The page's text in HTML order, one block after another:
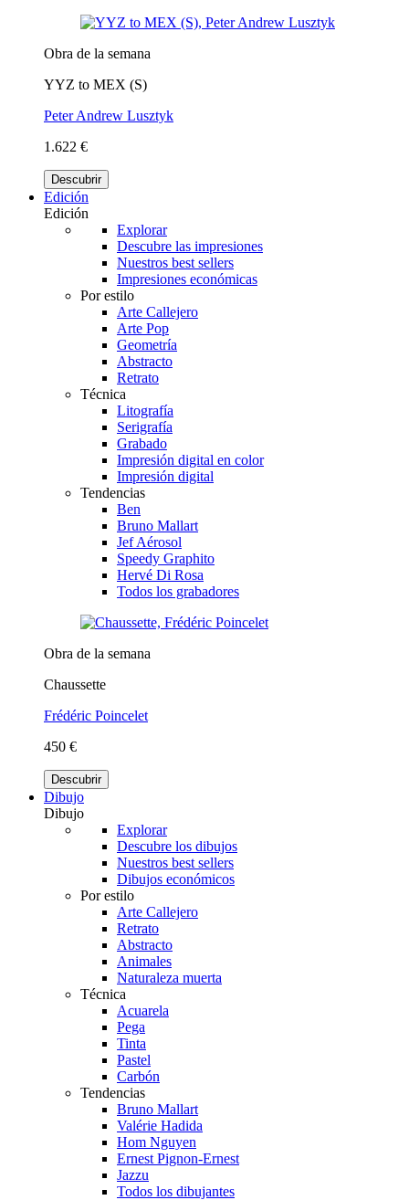
Obra de la semana
YYZ to MEX (S)
Peter Andrew Lusztyk
1.622 €
Descubrir
Edición
Edición
Explorar
Descubre las impresiones
Nuestros best sellers
Impresiones económicas
Por estilo
Arte Callejero
Arte Pop
Geometría
Abstracto
Retrato
Técnica
Litografía
Serigrafía
Grabado
Impresión digital en color
Impresión digital
Tendencias
Ben
Bruno Mallart
Jef Aérosol
Speedy Graphito
Hervé Di Rosa
Todos los grabadores
Obra de la semana
Chaussette
Frédéric Poincelet
450 €
Descubrir
Dibujo
Dibujo
Explorar
Descubre los dibujos
Nuestros best sellers
Dibujos económicos
Por estilo
Arte Callejero
Retrato
Abstracto
Animales
Naturaleza muerta
Técnica
Acuarela
Pega
Tinta
Pastel
Carbón
Tendencias
Bruno Mallart
Valérie Hadida
Hom Nguyen
Ernest Pignon-Ernest
Jazzu
Todos los dibujantes